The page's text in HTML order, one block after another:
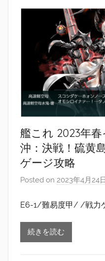
艦これ 2023年
沖：決戦！硫黄
ゲージ攻略
Posted on 2023年4月24
E6-1/難易度甲/ /戦力
続きを読む